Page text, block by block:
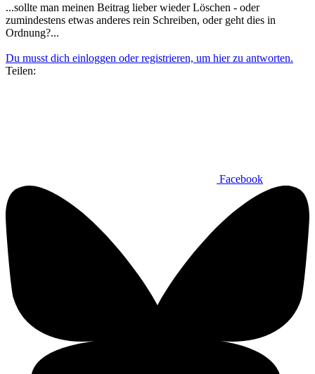
...sollte man meinen Beitrag lieber wieder Löschen - oder
zumindestens etwas anderes rein Schreiben, oder geht dies in
Ordnung?...
Du musst dich einloggen oder registrieren, um hier zu antworten.
Teilen:
Facebook